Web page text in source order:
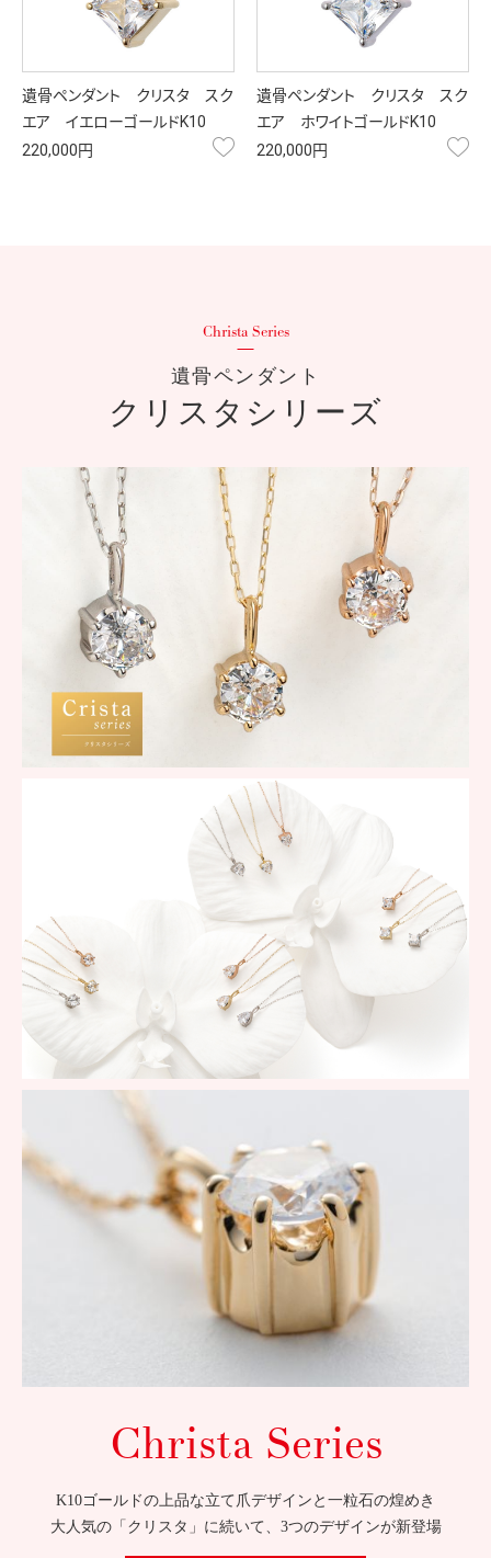
遺骨ペンダント クリスタ スク
エア イエローゴールドK10
220,000円
お気に入り
遺骨ペンダント クリスタ スク
エア ホワイトゴールドK10
220,000円
遺骨ペンダント
クリスタシリーズ
Christa Series
K10ゴールドの上品な立て爪デザインと一粒石の煌めき
大人気の「クリスタ」に続いて、3つのデザインが新登場